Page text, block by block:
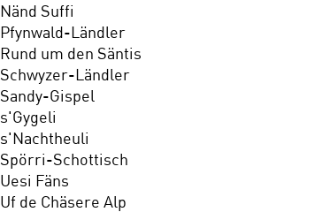
Nänd Suffi
Pfynwald-Ländler
Rund um den Säntis
Schwyzer-Ländler
Sandy-Gispel
s'Gygeli
s'Nachtheuli
Spörri-Schottisch
Uesi Fäns
Uf de Chäsere Alp